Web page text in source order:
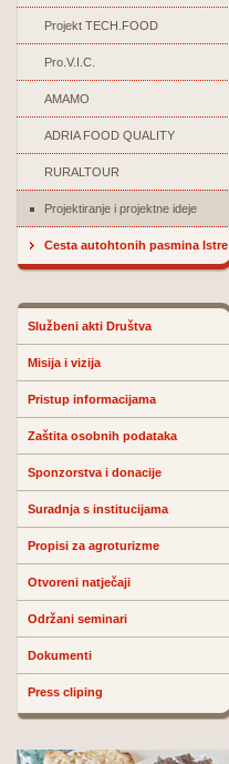
Projekt TECH.FOOD
Pro.V.I.C.
AMAMO
ADRIA FOOD QUALITY
RURALTOUR
Projektiranje i projektne ideje
Cesta autohtonih pasmina Istre
Službeni akti Društva
Misija i vizija
Pristup informacijama
Zaštita osobnih podataka
Sponzorstva i donacije
Suradnja s institucijama
Propisi za agroturizme
Otvoreni natječaji
Održani seminari
Dokumenti
Press cliping